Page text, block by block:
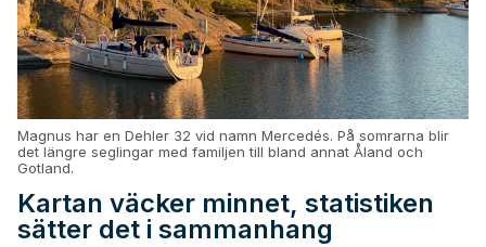
Magnus har en Dehler 32 vid namn Mercedés. På somrarna blir
det längre seglingar med familjen till bland annat Åland och
Gotland.
Kartan väcker minnet, statistiken
sätter det i sammanhang